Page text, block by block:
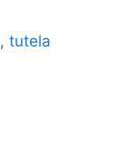
,tutela